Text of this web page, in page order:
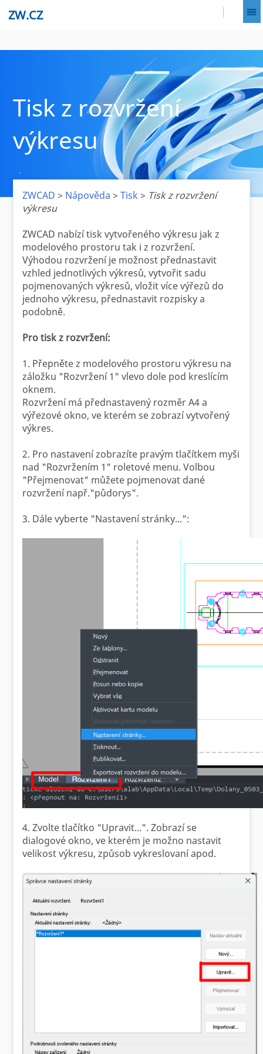
ZW.CZ
Tisk z rozvržení
výkresu
ZWCAD > Nápověda >Tisk > Tisk z rozvržení
výkresu
ZWCAD nabízí tisk vytvořeného výkresu jak z
modelového prostoru tak i z rozvržení.
Výhodou rozvržení je možnost přednastavit
vzhled jednotlivých výkresů, vytvořit sadu
pojmenovaných výkresů, vložit více výřezů do
jednoho výkresu, přednastavit rozpisky a
podobně.
Pro tisk z rozvržení:
1. Přepněte z modelového prostoru výkresu na
záložku "Rozvržení 1" vlevo dole pod kreslícím
oknem.
Rozvržení má přednastavený rozměr A4 a
výřezové okno, ve kterém se zobrazí vytvořený
výkres.
2. Pro nastavení zobrazíte pravým tlačítkem myši
nad "Rozvržením 1" roletové menu. Volbou
"Přejmenovat" můžete pojmenovat dané
rozvržení např."půdorys".
3. Dále vyberte "Nastavení stránky...":
4. Zvolte tlačítko "Upravit...". Zobrazí se
dialogové okno, ve kterém je možno nastavit
velikost výkresu, způsob vykreslovaní apod.